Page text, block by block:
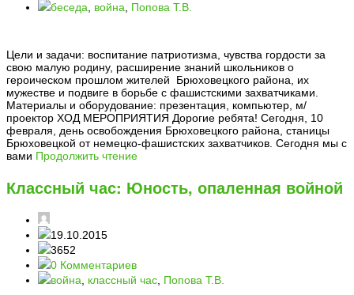
беседа, война, Попова Т.В.
Цели и задачи: воспитание патриотизма, чувства гордости за
свою малую родину, расширение знаний школьников о
героическом прошлом жителей Брюховецкого района, их
мужестве и подвиге в борьбе с фашистскими захватчиками.
Материалы и оборудование: презентация, компьютер, м/
проектор ХОД МЕРОПРИЯТИЯ Дорогие ребята! Сегодня, 10
февраля, день освобождения Брюховецкого района, станицы
Брюховецкой от немецко-фашистских захватчиков. Сегодня мы с
вами Продолжить чтение
Классный час: Юность, опаленная войной
19.10.2015
3652
0 Комментариев
война
классный час Попова Т.В.